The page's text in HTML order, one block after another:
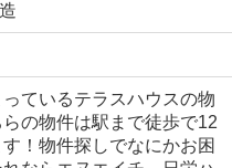
ているテラスハウスの物
の物件は駅まで徒歩で12
！物件探しでなにかお困